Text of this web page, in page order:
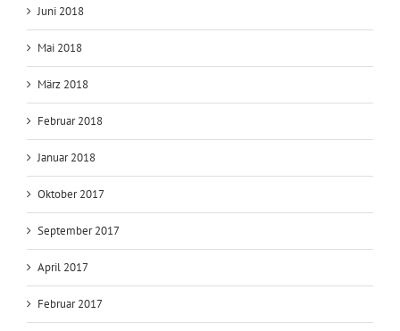
Juni 2018
Mai 2018
März 2018
Februar 2018
Januar 2018
Oktober 2017
September 2017
April 2017
Februar 2017